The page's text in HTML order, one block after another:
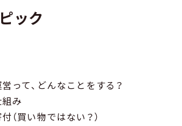
ック
って、どんなことをする？
み
（買い物ではない？）